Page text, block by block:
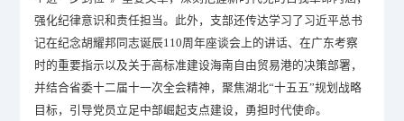
强化纪律意识和责任担当。此外，支部还传达学习了习近平总书
记在纪念胡耀邦同志诞辰110周年座谈会上的讲话、在广东考察
时的重要指示以及关于高标准建设海南自由贸易港的决策部署，
并结合省委十二届十一次全会精神，聚焦湖北“十五五”规划战略
目标，引导党员立足中部崛起支点建设，勇担时代使命。